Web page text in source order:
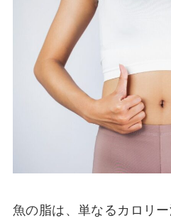
魚の脂は、単なるカロリ